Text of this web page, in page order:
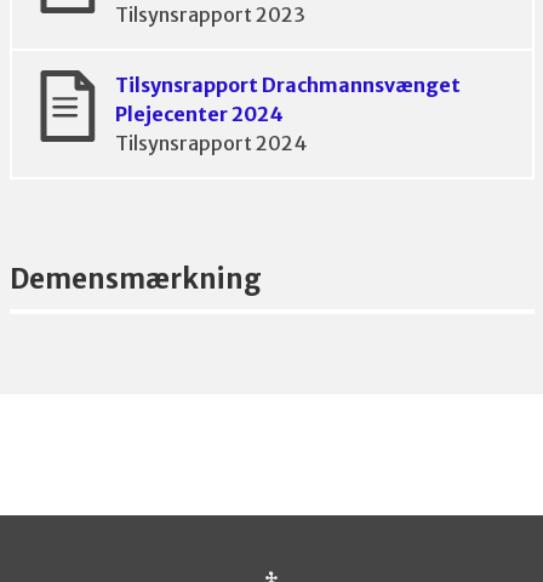
Tilsynsrapport 2023
Tilsynsrapport Drachmannsvænget
Plejecenter 2024
Tilsynsrapport 2024
Demensmærkning